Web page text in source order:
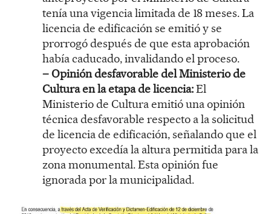
tenía una vigencia limitada de 18 meses. La
licencia de edificación se emitió y se
prorrogó después de que esta aprobación
había caducado, invalidando el proceso.
– Opinión desfavorable del Ministerio de
Cultura en la etapa de licencia:El
Ministerio de Cultura emitió una opinión
técnica desfavorable respecto a la solicitud
de licencia de edificación, señalando que el
proyecto excedía la altura permitida para la
zona monumental. Esta opinión fue
ignorada por la municipalidad.